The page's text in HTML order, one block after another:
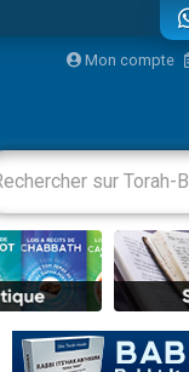
Mon compte
Livres